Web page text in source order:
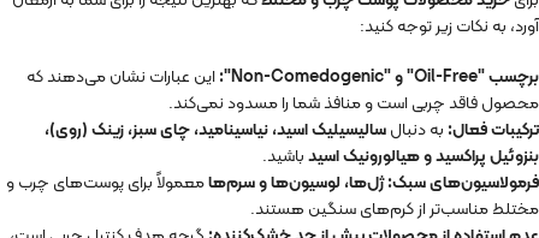
آورد، به نکات زیر توجه کنید:
برچسب "Oil-Free" و "Non-Comedogenic":
این عبارات نشان می‌دهند که
محصول فاقد چربی است و منافذ شما را مسدود نمی‌کند.
ترکیبات فعال: به دنبالسالیسیلیک اسید، نیاسینامید، چای سبز، زینک (روی)،
بنزوئیل پراکسید و هیالورونیک اسیدباشید.
فرمولاسیون‌های سبک:ژل‌ها، لوسیون‌ها و سرم‌هامعمولاً برای پوست‌های چرب و
مختلط مناسب‌تر از کرم‌های سنگین هستند.